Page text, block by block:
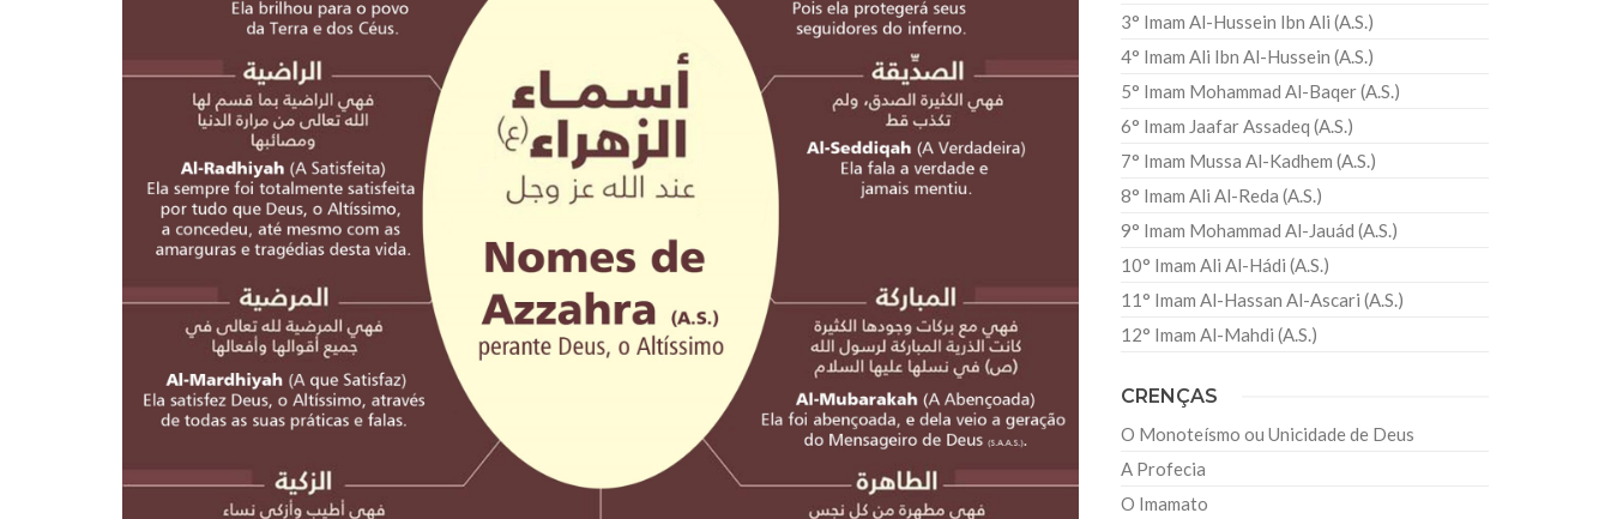
3° Imam Al-Hussein Ibn Ali (A.S.)
4° Imam Ali Ibn Al-Hussein (A.S.)
5° Imam Mohammad Al-Baqer (A.S.)
6° Imam Jaafar Assadeq (A.S.)
7° Imam Mussa Al-Kadhem (A.S.)
8° Imam Ali Al-Reda (A.S.)
9° Imam Mohammad Al-Jauád (A.S.)
10° Imam Ali Al-Hádi (A.S.)
11° Imam Al-Hassan Al-Ascari (A.S.)
12° Imam Al-Mahdi (A.S.)
CRENÇAS
O Monoteísmo ou Unicidade de Deus
A Profecia
O Imamato